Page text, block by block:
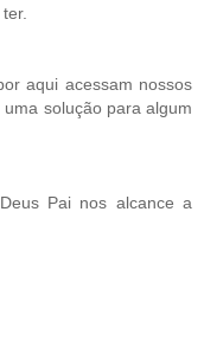
aqui acessam nossos
solução para algum
Pai nos alcance a